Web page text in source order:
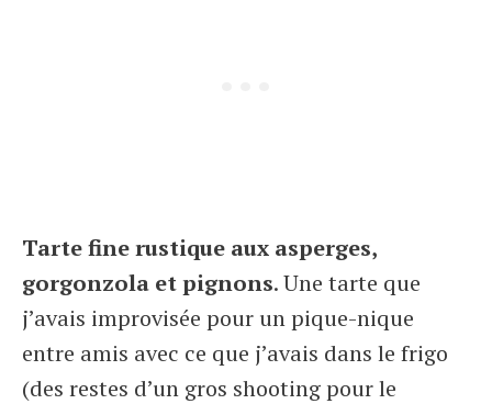
Tarte fine rustique aux asperges,
gorgonzola et pignons. Une tarte que
j’avais improvisée pour un pique-nique
entre amis avec ce que j’avais dans le frigo
(des restes d’un gros shooting pour le